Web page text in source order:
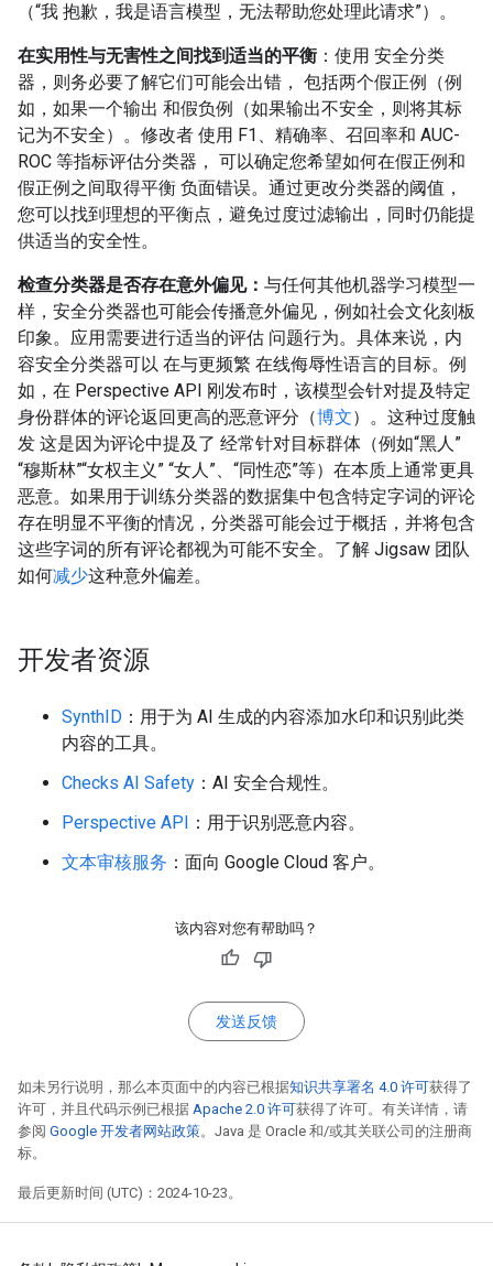
（“我 抱歉，我是语言模型，无法帮助您处理此请求”）。
在实用性与无害性之间找到适当的平衡 ：使用 安全分类
器，则务必要了解它们可能会出错， 包括两个假正例（例
如，如果一个输出 和假负例（如果输出不安全，则将其标
记为不安全）。修改者 使用 F1、精确率、召回率和 AUC-
ROC 等指标评估分类器， 可以确定您希望如何在假正例和
假正例之间取得平衡 负面错误。通过更改分类器的阈值，
您可以找到理想的平衡点，避免过度过滤输出，同时仍能提
供适当的安全性。
检查分类器是否存在意外偏见： 与任何其他机器学习模型一
样，安全分类器也可能会传播意外偏见，例如社会文化刻板
印象。应用需要进行适当的评估 问题行为。具体来说，内
容安全分类器可以 在与更频繁 在线侮辱性语言的目标。例
如，在 Perspective API 刚发布时，该模型会针对提及特定
身份群体的评论返回更高的恶意评分（博文）。这种过度触
发 这是因为评论中提及了 经常针对目标群体（例如“黑人”
“穆斯林”“女权主义” “女人”、“同性恋”等）在本质上通常更具
恶意。如果用于训练分类器的数据集中包含特定字词的评论
存在明显不平衡的情况，分类器可能会过于概括，并将包含
这些字词的所有评论都视为可能不安全。了解 Jigsaw 团队
如何减少这种意外偏差。
开发者资源
SynthID ：用于为 AI 生成的内容添加水印和识别此类
内容的工具。
Checks AI Safety ：AI 安全合规性。
Perspective API ：用于识别恶意内容。
文本审核服务 ：面向 Google Cloud 客户。
该内容对您有帮助吗？
发送反馈
如未另行说明，那么本页面中的内容已根据知识共享署名 4.0 许可获得了
许可，并且代码示例已根据 Apache 2.0 许可获得了许可。有关详情，请
参阅 Google 开发者网站政策。Java 是 Oracle 和/或其关联公司的注册商
标。
最后更新时间 (UTC)：2024-10-23。